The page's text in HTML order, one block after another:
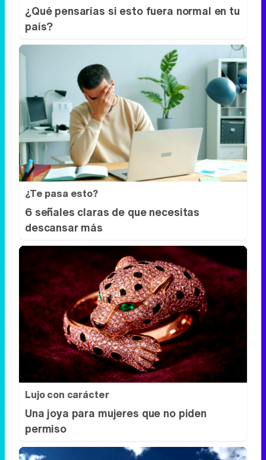
¿Qué pensarías si esto fuera normal en tu
país?
¿Te pasa esto?
6 señales claras de que necesitas
descansar más
Lujo con carácter
Una joya para mujeres que no piden
permiso